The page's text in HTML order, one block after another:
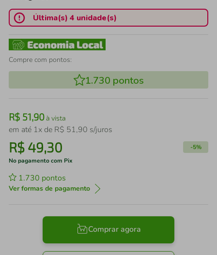
Última(s) 4 unidade(s)
Compre com pontos:
1.730 pontos
R$ 51,90à vista
em até 1x de R$ 51,90 s/juros
R$ 49,30 -5%
No pagamento com Pix
1.730 pontos
Ver formas de pagamento
Comprar agora